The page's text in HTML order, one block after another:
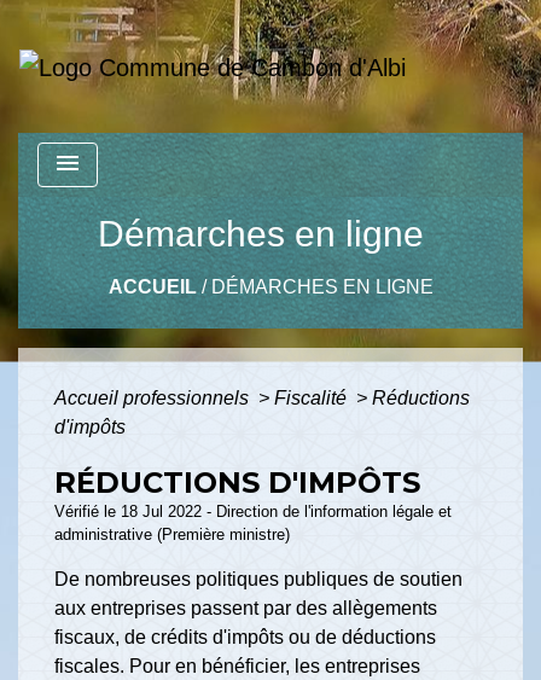
menu
Démarches en ligne
ACCUEIL/ DÉMARCHES EN LIGNE
Accueil professionnels > Fiscalité > Réductions
d'impôts
RÉDUCTIONS D'IMPÔTS
Vérifié le 18 Jul 2022 - Direction de l'information légale et
administrative (Première ministre)
De nombreuses politiques publiques de soutien
aux entreprises passent par des allègements
fiscaux, de crédits d'impôts ou de déductions
fiscales. Pour en bénéficier, les entreprises